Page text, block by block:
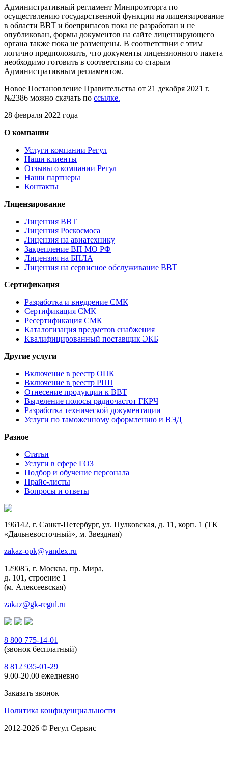
Административный регламент Минпромторга по
осуществлению государственной функции на лицензирование
в области ВВТ и боеприпасов пока не разработан и не
опубликован, формы документов на сайте лицензирующего
органа также пока не размещены. В соответствии с этим
логично предположить, что документы лицензионного пакета
необходимо готовить в соответствии со старым
Административным регламентом.
Новое Постановление Правительства от 21 декабря 2021 г.
№2386 можно скачать по ссылке.
28 февраля 2022 года
О компании
Услуги компании Регул
Наши клиенты
Отзывы о компании Регул
Наши партнеры
Контакты
Лицензирование
Лицензия ВВТ
Лицензия Роскосмоса
Лицензия на авиатехнику
Закрепление ВП МО РФ
Лицензия на БПЛА
Лицензия на сервисное обслуживание ВВТ
Сертификация
Разработка и внедрение СМК
Сертификация СМК
Ресертификация СМК
Каталогизация предметов снабжения
Квалифицированный поставщик ЭКБ
Другие услуги
Включение в реестр ОПК
Включение в реестр РПП
Отнесение продукции к ВВТ
Выделение полосы радиочастот ГКРЧ
Разработка технической документации
Услуги по таможенному оформлению и ВЭД
Разное
Статьи
Услуги в сфере ГОЗ
Подбор и обучение персонала
Прайс-листы
Вопросы и ответы
196142, г. Санкт-Петербург, ул. Пулковская, д. 11, корп. 1 (ТК
«Дальневосточный», м. Звездная)
zakaz-opk@yandex.ru
129085, г. Москва, пр. Мира,
д. 101, строение 1
(м. Алексеевская)
zakaz@gk-regul.ru
8 800 775-14-01
(звонок бесплатный)
8 812 935-01-29
9.00-20.00 ежедневно
Заказать звонок
Политика конфиденциальности
2012-2026 © Регул Сервис